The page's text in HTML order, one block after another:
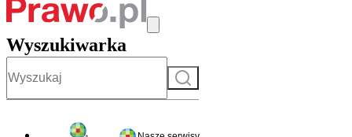
Wyszukiwarka
Szukaj